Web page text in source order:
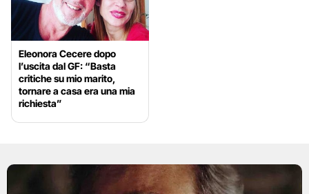
Eleonora Cecere dopo
l’uscita dal GF: “Basta
critiche su mio marito,
tornare a casa era una mia
richiesta”